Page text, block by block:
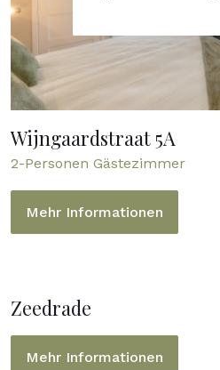
Wijngaardstraat 5A
2-Personen Gästezimmer
Mehr Informationen
Zeedrade
Mehr Informationen